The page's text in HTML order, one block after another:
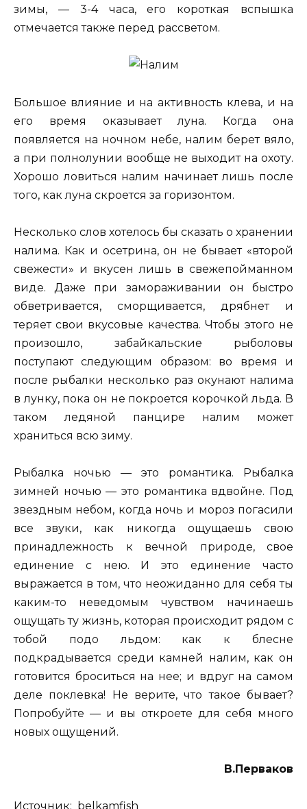
зимы, — 3-4 часа, его короткая вспышка
отмечается также перед рассветом.
Большое влияние и на активность клева, и на
его время оказывает луна. Когда она
появляется на ночном небе, налим берет вяло,
а при полнолунии вообще не выходит на охоту.
Хорошо ловиться налим начинает лишь после
того, как луна скроется за горизонтом.
Несколько слов хотелось бы сказать о хранении
налима. Как и осетрина, он не бывает «второй
свежести» и вкусен лишь в свежепойманном
виде. Даже при замораживании он быстро
обветривается, сморщивается, дрябнет и
теряет свои вкусовые качества. Чтобы этого не
произошло, забайкальские рыболовы
поступают следующим образом: во время и
после рыбалки несколько раз окунают налима
в лунку, пока он не покроется корочкой льда. В
таком ледяной панцире налим может
храниться всю зиму.
Рыбалка ночью — это романтика. Рыбалка
зимней ночью — это романтика вдвойне. Под
звездным небом, когда ночь и мороз погасили
все звуки, как никогда ощущаешь свою
принадлежность к вечной природе, свое
единение с нею. И это единение часто
выражается в том, что неожиданно для себя ты
каким-то неведомым чувством начинаешь
ощущать ту жизнь, которая происходит рядом с
тобой подо льдом: как к блесне
подкрадывается среди камней налим, как он
готовится броситься на нее; и вдруг на самом
деле поклевка! Не верите, что такое бывает?
Попробуйте — и вы откроете для себя много
новых ощущений.
В.Перваков
Источник: belkamfish